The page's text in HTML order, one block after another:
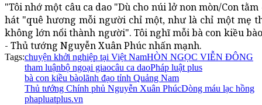
"Tôi nhớ một câu ca dao "Dù cho núi lở non mòn/Con
hát "quê hương mỗi người chỉ một, như là chỉ một mẹ
không lớn nổi thành người". Tôi nghĩ mỗi bà con kiều
- Thủ tướng Nguyễn Xuân Phúc nhấn mạnh.
Tags:chuyện khởi nghiệp tại Việt NamHÒN NGỌC VIỄN ĐÔNG
tham luậnbộ ngoại giaocâu ca daoPháp luật plus
bà con kiều bàolãnh đạo tỉnh Quảng Nam
Thủ tướng Chính phủ Nguyễn Xuân PhúcDòng máu lạc hồng
phapluatplus.vn